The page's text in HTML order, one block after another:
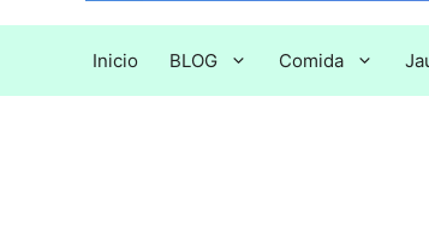
Inicio BLOG Comida